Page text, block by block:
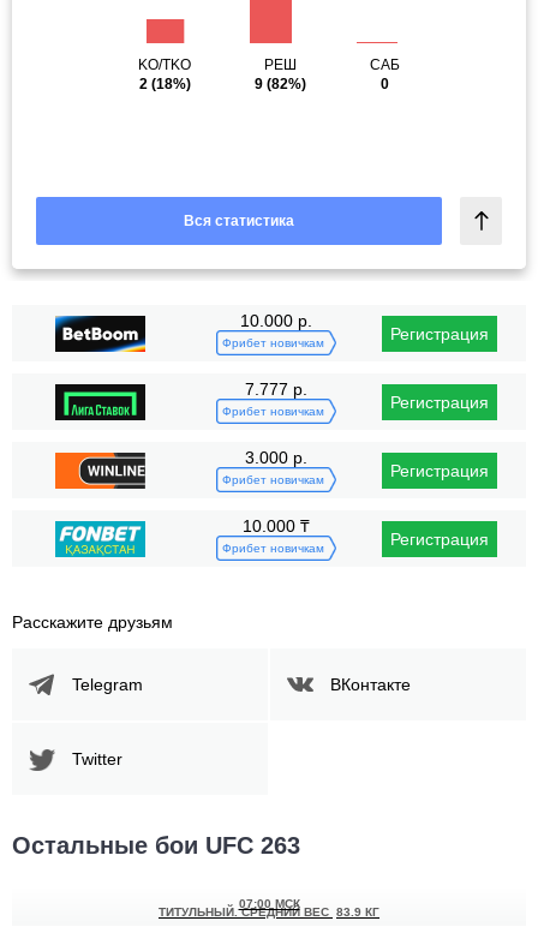
KO/TKO
2(18%)
РЕШ
9 (82%)
САБ
0
Вся статистика
10.000 р.
Фрибет новичкам Регистрация
7.777 р.
Фрибет новичкам Регистрация
3.000 р.
Фрибет новичкам Регистрация
10.000 ₸
Фрибет новичкам Регистрация
Расскажите друзьям
Telegram ВКонтакте
Twitter
Остальные бои UFC 263
07:00 МСК
ТИТУЛЬНЫЙ. СРЕДНИЙ ВЕС 83.9 КГ